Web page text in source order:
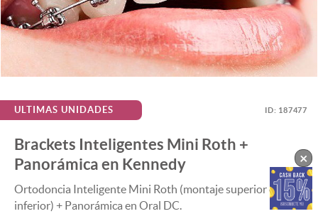
ULTIMAS UNIDADES ID: 187477
Brackets Inteligentes Mini Roth +
Panorámica en Kennedy
Ortodoncia Inteligente Mini Roth (montaje superior e
inferior) + Panorámica en Oral DC.
×